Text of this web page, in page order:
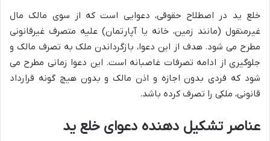
خلع ید در اصطلاح حقوقی، دعوایی است که از سوی مالک مال
غیرمنقول (مانند زمین، خانه یا آپارتمان) علیه متصرف غیرقانونی
مطرح می شود. هدف از این دعوا، بازگرداندن ملک به تصرف مالک و
جلوگیری از ادامه تصرفات غاصبانه است. این دعوا زمانی مطرح می
شود که فردی بدون اجازه و اذن مالک و بدون هیچ گونه قرارداد
قانونی، ملکی را تصرف کرده باشد.
عناصر تشکیل دهنده دعوای خلع ید